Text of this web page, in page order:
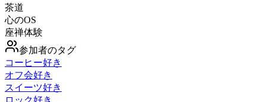
茶道
心のOS
座禅体験
参加者のタグ
コーヒー好き
オフ会好き
スイーツ好き
ロック好き